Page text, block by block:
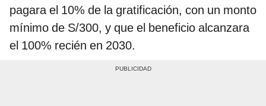
pagara el 10% de la gratificación, con un monto
mínimo de S/300, y que el beneficio alcanzara
el 100% recién en 2030.